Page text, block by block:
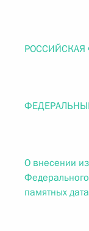
О внесении
памятных